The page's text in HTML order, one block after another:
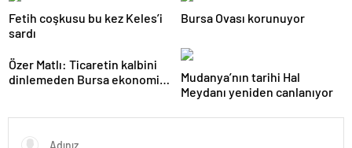
Fetih coşkusu bu kez Keles’i
sardı
Bursa Ovası korunuyor
Özer Matlı: Ticaretin kalbini
dinlemeden Bursa ekonomisi
Mudanya’nın tarihi Hal
Meydanı yeniden canlanıyor